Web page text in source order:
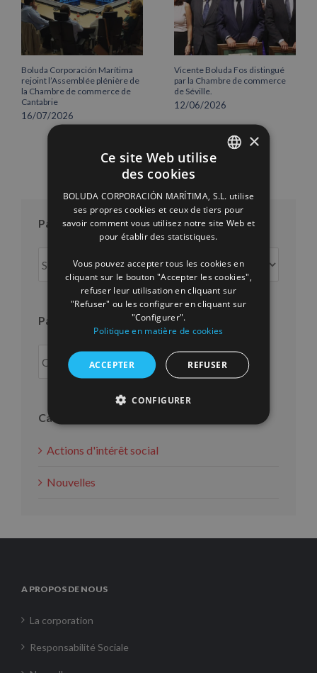
Boluda Corporación Marítima
rejoint l’Assemblée plénière de
la Chambre de commerce de
Cantabrie
16/07/2026
Vicente Boluda Fos distingué
par la Chambre de commerce
de Séville.
12/06/2026
Par mois
mois
Par an
Catégories
Actions d'intérêt social
Nouvelles
A PROPOS DE NOUS
La corporation
Responsabilité Sociale
ENGLISH
FRENCH
×
Ce site Web utilise
des cookies
BOLUDA CORPORACIÓN MARÍTIMA, S.L. utilise
ses propres cookies et ceux de tiers pour
savoir comment vous utilisez notre site Web et
pour établir des statistiques.
Vous pouvez accepter tous les cookies en
cliquant sur le bouton "Accepter les cookies",
refuser leur utilisation en cliquant sur
"Refuser" ou les configurer en cliquant sur
"Configurer".
Politique en matière de cookies
ACCEPTER REFUSER
CONFIGURER